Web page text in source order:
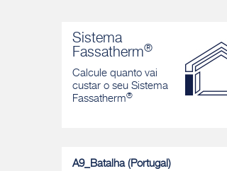
Sistema
Fassatherm®
Calcule quanto vai
custar o seu Sistema
Fassatherm®
A9_Batalha (Portugal)